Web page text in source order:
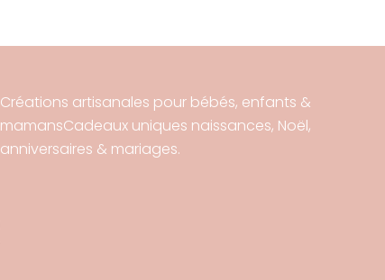
Créations artisanales pour bébés, enfants &
mamansCadeaux uniques naissances, Noël,
anniversaires & mariages.